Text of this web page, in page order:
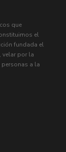
que
el
fundada el
velar por la
personas a la